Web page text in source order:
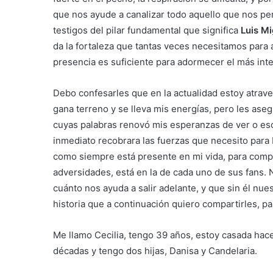
que nos ayude a canalizar todo aquello que nos
testigos del pilar fundamental que significa Luis
da la fortaleza que tantas veces necesitamos
presencia es suficiente para adormecer el más
Debo confesarles que en la actualidad estoy
gana terreno y se lleva mis energías, pero les
cuyas palabras renovó mis esperanzas de ver o
inmediato recobrara las fuerzas que necesito
como siempre está presente en mi vida, para
adversidades, está en la de cada uno de sus
cuánto nos ayuda a salir adelante, y que sin él
historia que a continuación quiero compartirles,
Me llamo Cecilia, tengo 39 años, estoy casada
décadas y tengo dos hijas, Danisa y Candelaria.